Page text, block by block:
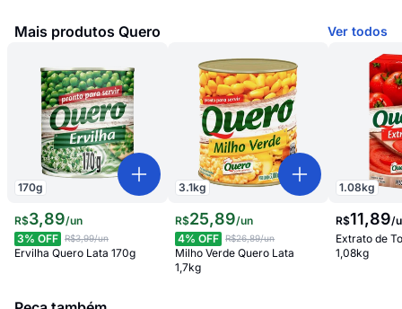
Mais produtos Quero Ver todos
170g
R$3,89/un
3% OFF R$3,99/un
Ervilha Quero Lata 170g
3.1kg
R$25,89/un
4% OFF R$26,89/un
Milho Verde Quero Lata
1,7kg
1.08kg
R$11,89/
Extrato de
1,08kg